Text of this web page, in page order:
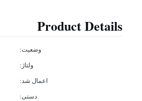
Product Details
وضعیت:
ولتاژ:
اعمال شد:
دستی: